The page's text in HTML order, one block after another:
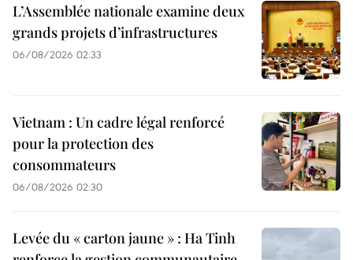
L’Assemblée nationale examine deux
grands projets d’infrastructures
06/08/2026 02:33
Vietnam : Un cadre légal renforcé
pour la protection des
consommateurs
06/08/2026 02:30
Levée du « carton jaune » : Ha Tinh